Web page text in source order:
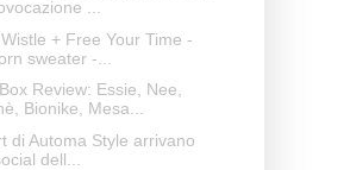
...
+ Free Your Time -
sweater -...
Review: Essie, Nee,
Bionike, Mesa...
di Automa Style arrivano
dell...